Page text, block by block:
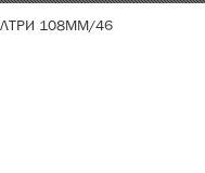
108MM/46